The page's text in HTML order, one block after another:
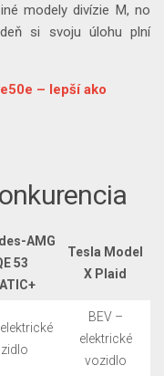
modely divízie M, no
si svoju úlohu plní
– lepší ako
AMG
53
Tesla Model
X Plaid
BEV –
elektrické
vozidlo